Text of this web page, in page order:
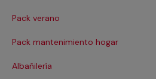
Pack verano
Pack mantenimiento hogar
Albañilería